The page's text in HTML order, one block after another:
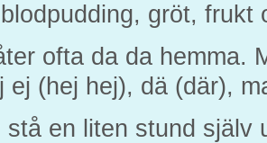
gröt, frukt
ofta da da hemma.
ej (hej hej), dä (där),
stå en liten stund själv